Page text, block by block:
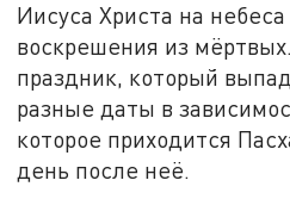
Иисуса Христа на
воскрешения из
праздник, который
разные даты в
которое приходится
день после неё.